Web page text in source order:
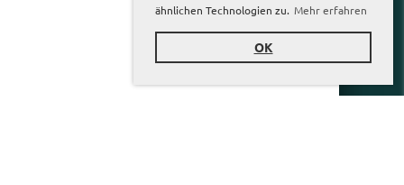
ähnlichen Technologien zu. Mehr erfahren
OK